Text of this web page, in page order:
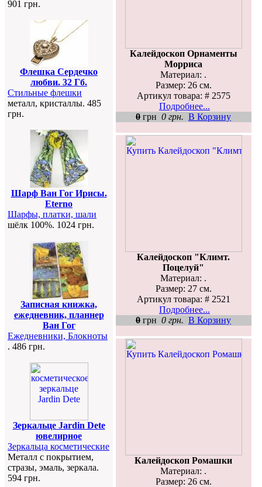
901 грн.
Флешка Сердечко
любви. 32 Гб.
Стильные флешки
металл, кристаллы. 485
грн.
Шарф Ван Гог Ирисы.
Eterno
Шарфы, платки, шали
шёлк 100%. 1024 грн.
Записная книжка,
ежедневник, планнер
Ван Гог
Ежедневники, Блокноты
. 486 грн.
Зеркальце Jardin Dete
ювелирное
Зеркальца косметические
Металл с покрытием,
стразы, эмаль, зеркала.
594 грн.
Калейдоскоп Орнаменты
Морриса
Материал: .
Размер: 26 см.
Артикул товара: # 2575
Подробнее...
0 грн 0 грн. В Корзину
Калейдоскоп "Климт.
Поцелуй"
Материал: .
Размер: 27 см.
Артикул товара: # 2521
Подробнее...
0 грн 0 грн. В Корзину
Калейдоскоп Ромашки
Материал: .
Размер: 26 см.